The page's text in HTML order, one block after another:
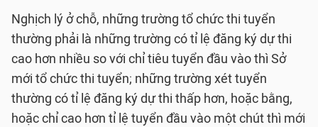
Nghịch lý ở chỗ, những trường tổ chức thi tuyển
thường phải là những trường có tỉ lệ đăng ký dự thi
cao hơn nhiều so với chỉ tiêu tuyển đầu vào thì Sở
mới tổ chức thi tuyển; những trường xét tuyển
thường có tỉ lệ đăng ký dự thi thấp hơn, hoặc bằng,
hoặc chỉ cao hơn tỉ lệ tuyển đầu vào một chút thì mới